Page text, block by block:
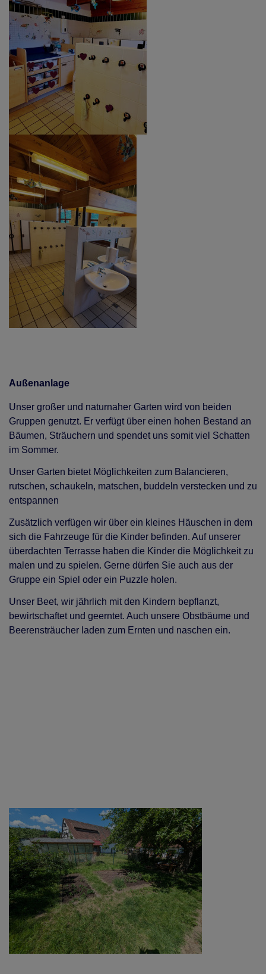
Außenanlage
Unser großer und naturnaher Garten wird von beiden
Gruppen genutzt. Er verfügt über einen hohen Bestand an
Bäumen, Sträuchern und spendet uns somit viel Schatten
im Sommer.
Unser Garten bietet Möglichkeiten zum Balancieren,
rutschen, schaukeln, matschen, buddeln verstecken und zu
entspannen
Zusätzlich verfügen wir über ein kleines Häuschen in dem
sich die Fahrzeuge für die Kinder befinden. Auf unserer
überdachten Terrasse haben die Kinder die Möglichkeit zu
malen und zu spielen. Gerne dürfen Sie auch aus der
Gruppe ein Spiel oder ein Puzzle holen.
Unser Beet, wir jährlich mit den Kindern bepflanzt,
bewirtschaftet und geerntet. Auch unsere Obstbäume und
Beerensträucher laden zum Ernten und naschen ein.